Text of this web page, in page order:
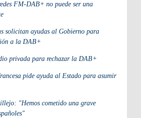
FM-DAB+ no puede ser una
solicitan ayudas al Gobierno para
a la DAB+
privada para rechazar la DAB+
pide ayuda al Estado para asumir
"Hemos cometido una grave